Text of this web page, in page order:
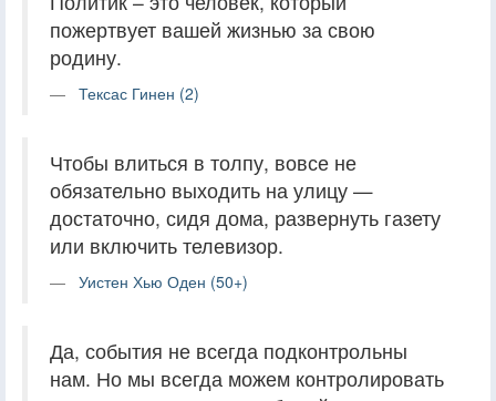
пожертвует вашей жизнью за свою
родину.
Тексас Гинен (2)
Чтобы влиться в толпу, вовсе не
обязательно выходить на улицу —
достаточно, сидя дома, развернуть газету
или включить телевизор.
Уистен Хью Оден (50+)
Да, события не всегда подконтрольны
нам. Но мы всегда можем контролировать